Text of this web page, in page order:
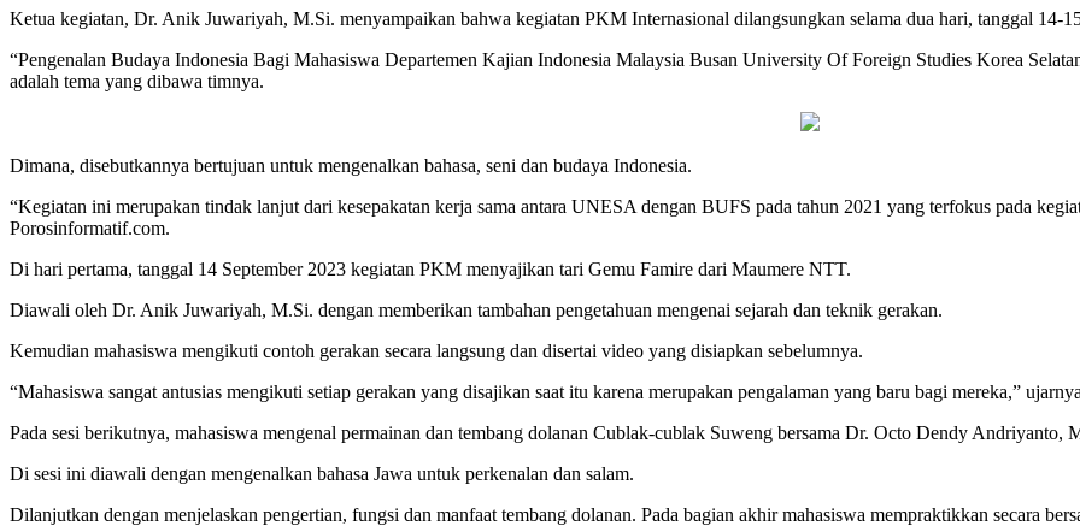
Ketua kegiatan, Dr. Anik Juwariyah, M.Si. menyampaikan bahwa kegiatan PKM Internasional dilangsungkan selama dua hari, tanggal 14-
“Pengenalan Budaya Indonesia Bagi Mahasiswa Departemen Kajian Indonesia Malaysia Busan University Of Foreign Studies Korea
adalah tema yang dibawa timnya.
Dimana, disebutkannya bertujuan untuk mengenalkan bahasa, seni dan budaya Indonesia.
“Kegiatan ini merupakan tindak lanjut dari kesepakatan kerja sama antara UNESA dengan BUFS pada tahun 2021 yang terfokus pada
Porosinformatif.com.
Di hari pertama, tanggal 14 September 2023 kegiatan PKM menyajikan tari Gemu Famire dari Maumere NTT.
Diawali oleh Dr. Anik Juwariyah, M.Si. dengan memberikan tambahan pengetahuan mengenai sejarah dan teknik gerakan.
Kemudian mahasiswa mengikuti contoh gerakan secara langsung dan disertai video yang disiapkan sebelumnya.
“Mahasiswa sangat antusias mengikuti setiap gerakan yang disajikan saat itu karena merupakan pengalaman yang baru bagi mereka,”
Pada sesi berikutnya, mahasiswa mengenal permainan dan tembang dolanan Cublak-cublak Suweng bersama Dr. Octo Dendy
Di sesi ini diawali dengan mengenalkan bahasa Jawa untuk perkenalan dan salam.
Dilanjutkan dengan menjelaskan pengertian, fungsi dan manfaat tembang dolanan. Pada bagian akhir mahasiswa mempraktikkan secara